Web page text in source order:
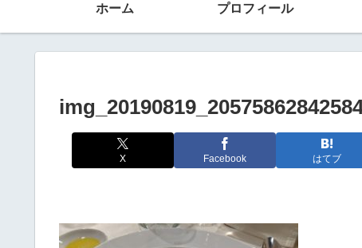
ホーム プロフィール
X Facebook はてブ